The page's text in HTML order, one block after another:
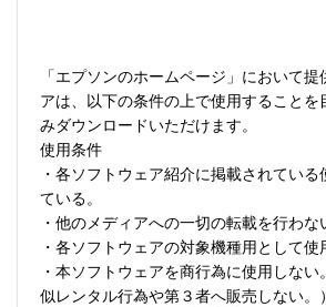
「エプソンのホームページ」において提
アは、以下の条件の上で使用することを
みダウンロードいただけます。
使用条件
・各ソフトウェア紹介に掲載されている
ている。
・他のメディアへの一切の転載を行わな
・各ソフトウェアの対象機種用として使
・本ソフトウェアを商行為に使用しな
似レンタル行為や第３者へ販売しない。